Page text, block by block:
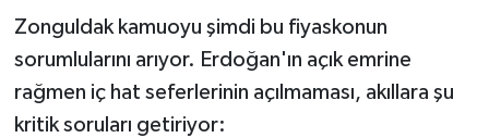
Zonguldak kamuoyu şimdi bu fiyaskonun
sorumlularını arıyor. Erdoğan'ın açık emrine
rağmen iç hat seferlerinin açılmaması, akıllara şu
kritik soruları getiriyor: